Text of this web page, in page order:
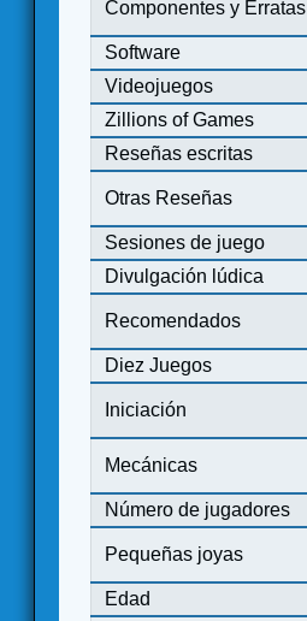
Componentes y Erratas
Software
Videojuegos
Zillions of Games
Reseñas escritas
Otras Reseñas
Sesiones de juego
Divulgación lúdica
Recomendados
Diez Juegos
Iniciación
Mecánicas
Número de jugadores
Pequeñas joyas
Edad